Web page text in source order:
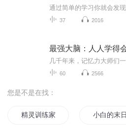
37 2016
最强大脑：人人学得
60 2566
您是不是在找：
精灵训练家之路 小白的末